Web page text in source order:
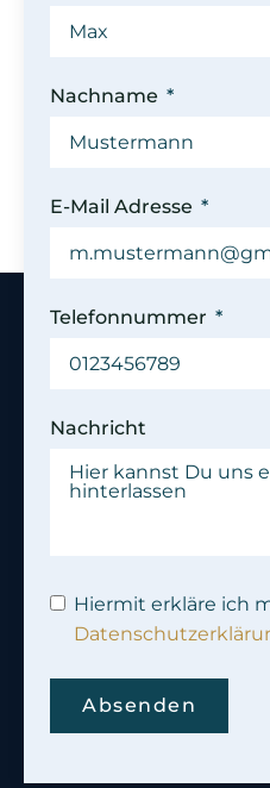
Nachname
E-Mail Adresse
Telefonnummer
Nachricht
Hiermit erkläre ich
Absenden